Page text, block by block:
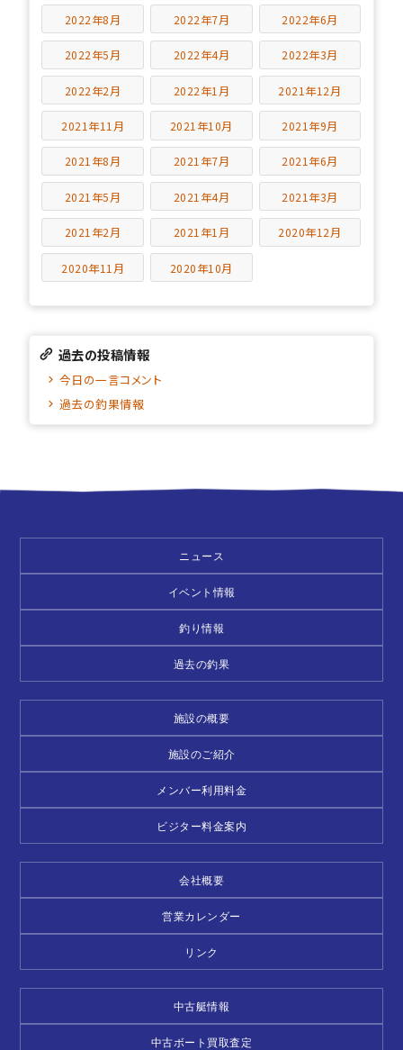
2022年8月 2022年7月 2022年6月
2022年5月 2022年4月 2022年3月
2022年2月 2022年1月 2021年12月
2021年11月 2021年10月 2021年9月
2021年8月 2021年7月 2021年6月
2021年5月 2021年4月 2021年3月
2021年2月 2021年1月 2020年12月
2020年11月 2020年10月
過去の投稿情報
今日の一言コメント
過去の釣果情報
ニュース
イベント情報
釣り情報
過去の釣果
施設の概要
施設のご紹介
メンバー利用料金
ビジター料金案内
会社概要
営業カレンダー
リンク
中古艇情報
中古ボート買取査定